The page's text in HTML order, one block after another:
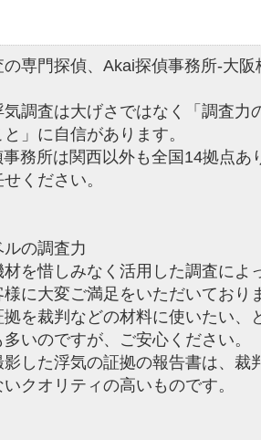
の専門探偵、Akai探偵事務所-大
気調査は大げさではなく「調査力
」に自信があります。
務所は関西以外も全国14拠点あ
ください。
ルの調査力
材を惜しみなく活用した調査によ
様に大変ご満足をいただいており
拠を裁判などの材料に使いたい、
いのですが、ご安心ください。
影した浮気の証拠の報告書は、裁
クオリティの高いものです。